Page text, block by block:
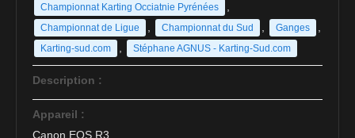
Championnat Karting Occiatnie Pyrénées
Championnat de Ligue Championnat du Sud Ganges
Karting-sud.com Stéphane AGNUS - Karting-Sud.com
Description :
Appareil :
Canon EOS R3